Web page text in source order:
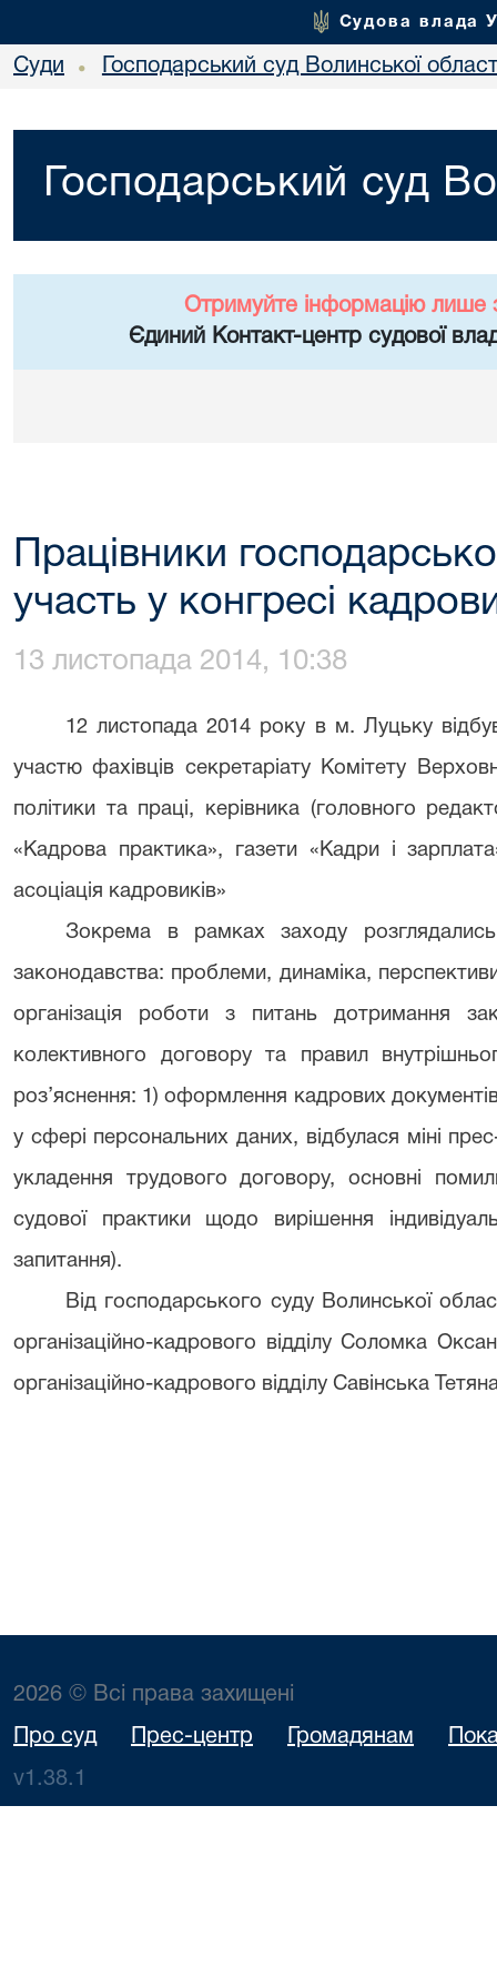
Судова влада
Суди • Господарський суд Волинської
Господарський суд
Отримуйте інформацію лише
Єдиний Контакт-центр судової
Працівники
участь у конгресі
13 листопада 2014, 10:38
12 листопада 2014 року в м. Луцьку
участю фахівців секретаріату Комітету
політики та праці, керівника (головного
«Кадрова практика», газети «Кадри і
асоціація кадровиків»
Зокрема в рамках заходу
законодавства: проблеми, динаміка,
організація роботи з питань дотримання
колективного договору та правил
роз’яснення: 1) оформлення кадрових
у сфері персональних даних, відбулася міні
укладення трудового договору, основні
судової практики щодо вирішення
запитання).
Від господарського суду Волинської
організаційно-кадрового відділу Соломка
організаційно-кадрового відділу Савінська
2026 © Всі права захищені
Про суд Прес-центр Громадянам
v1.38.1